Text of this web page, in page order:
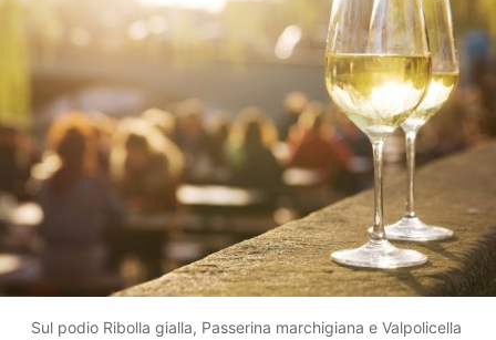
Sul podio Ribolla gialla, Passerina marchigiana e Valpolicella